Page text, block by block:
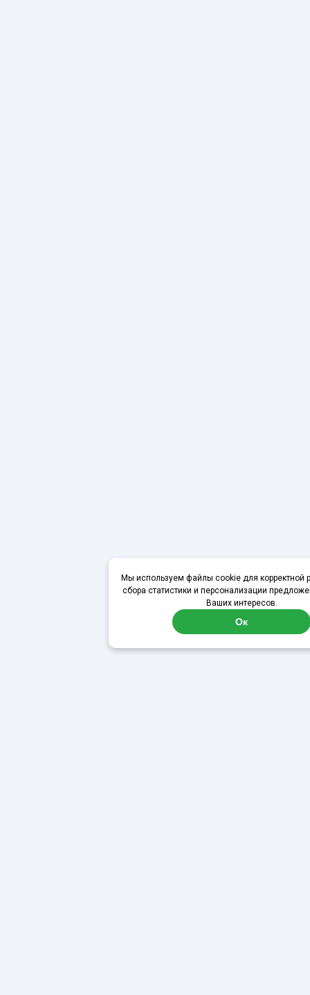
Мы используем файлы cookie для корректной
сбора статистики и персонализации
Ваших интересов.
Ок